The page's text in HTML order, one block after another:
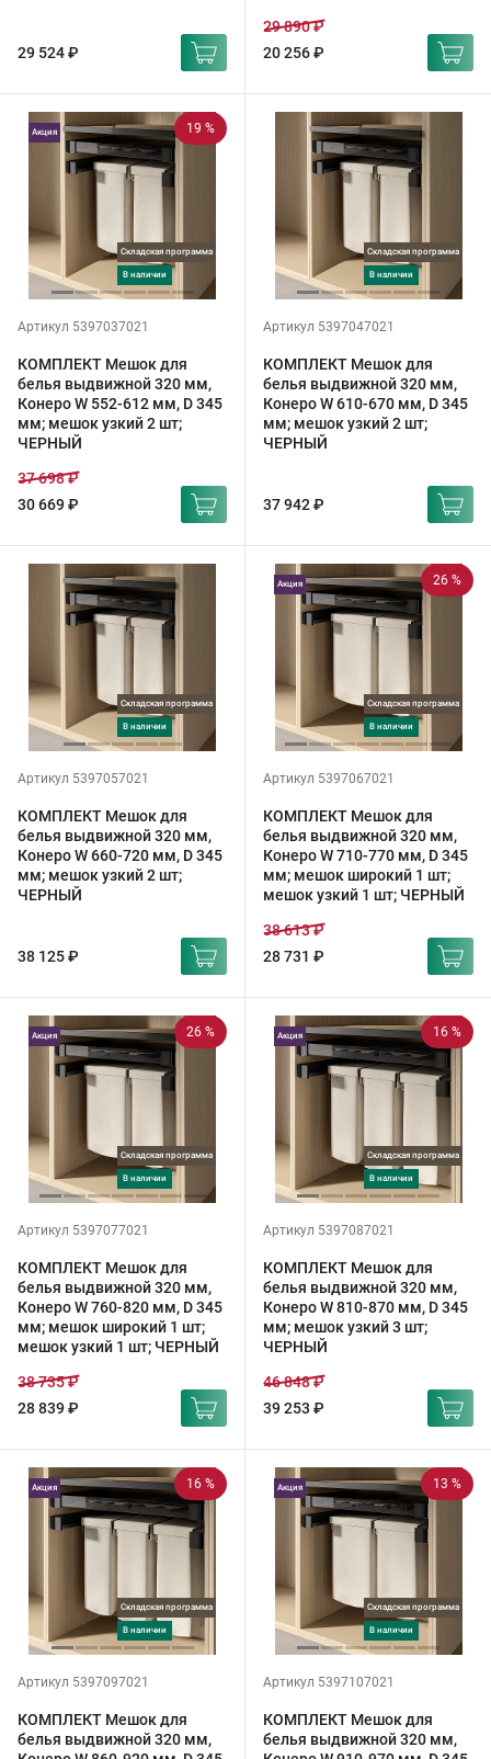
29 524 ₽ 20 256 ₽
29 890 ₽
19 %
Складская программа
в наличии
Акция
Артикул 5397037021
КОМПЛЕКТ Мешок для
белья выдвижной 320 мм,
Конеро W 552-612 мм, D 345
мм; мешок узкий 2 шт;
ЧЕРНЫЙ
30 669 ₽
37 698 ₽
Складская программа
в наличии
Артикул 5397047021
КОМПЛЕКТ Мешок для
белья выдвижной 320 мм,
Конеро W 610-670 мм, D 345
мм; мешок узкий 2 шт;
ЧЕРНЫЙ
37 942 ₽
Складская программа
в наличии
Артикул 5397057021
КОМПЛЕКТ Мешок для
белья выдвижной 320 мм,
Конеро W 660-720 мм, D 345
мм; мешок узкий 2 шт;
ЧЕРНЫЙ
38 125 ₽
26 %
Складская программа
в наличии
Акция
Артикул 5397067021
КОМПЛЕКТ Мешок для
белья выдвижной 320 мм,
Конеро W 710-770 мм, D 345
мм; мешок широкий 1 шт;
мешок узкий 1 шт; ЧЕРНЫЙ
28 731 ₽
38 613 ₽
26 %
Складская программа
в наличии
Акция
Артикул 5397077021
КОМПЛЕКТ Мешок для
белья выдвижной 320 мм,
Конеро W 760-820 мм, D 345
мм; мешок широкий 1 шт;
мешок узкий 1 шт; ЧЕРНЫЙ
28 839 ₽
38 735 ₽
16 %
Складская программа
в наличии
Акция
Артикул 5397087021
КОМПЛЕКТ Мешок для
белья выдвижной 320 мм,
Конеро W 810-870 мм, D 345
мм; мешок узкий 3 шт;
ЧЕРНЫЙ
39 253 ₽
46 848 ₽
16 %
Складская программа
в наличии
Акция
Артикул 5397097021
КОМПЛЕКТ Мешок для
белья выдвижной 320 мм,
13 %
Складская программа
в наличии
Акция
Артикул 5397107021
КОМПЛЕКТ Мешок для
белья выдвижной 320 мм,